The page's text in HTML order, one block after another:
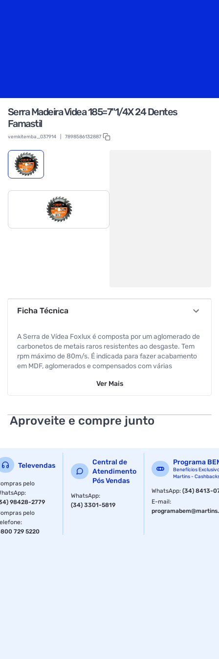
Serra Madeira Videa 185=7"1/4X 24 Dentes
Famastil
vemkitemba_037914 7898586132887
Ficha Técnica
A Serra de Vídea Foxlux é composta por um aglomerado de
carbonetos de metais raros resistentes ao desgaste. Tem
rpm máximo de 80m/s. É indicada para fazer acabamento
em MDF, aglomerados e compensados com várias
Ver Mais
Aproveite e compre junto
Televendas
pelo
:
98428-2779
pelo
:
729 5220
Central de
Atendimento
Pós Vendas
WhatsApp:
(34) 3301-5819
Programa
Benefícios
Martins -
WhatsApp:(34) 8413-
E-mail: